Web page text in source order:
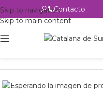
Skip to navigation
Skip to main content
Contacto